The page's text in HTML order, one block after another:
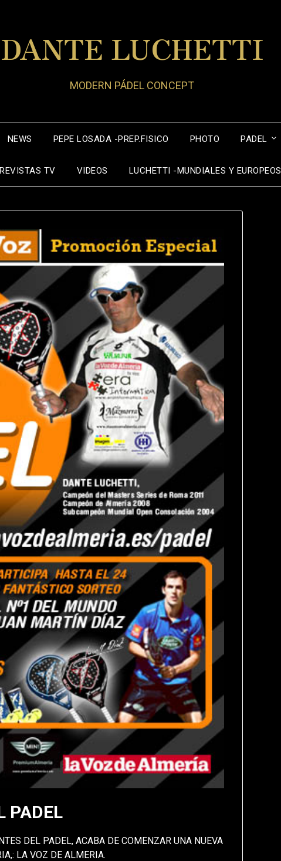
DANTE LUCHETTI
MODERN PÁDEL CONCEPT
NEWS PEPE LOSADA -PREP.FISICO PHOTO PADEL
TV VIDEOS LUCHETTI -MUNDIALES Y EUROPEOS
PADEL
DEL PADEL, ACABA DE COMENZAR UNA NUEVA
LA VOZ DE ALMERIA.